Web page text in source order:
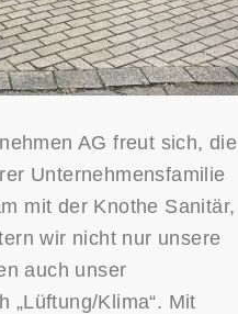
AG freut sich, die
Unternehmensfamilie
mit der Knothe Sanitär,
wir nicht nur unsere
auch unser
„Lüftung/Klima“. Mit